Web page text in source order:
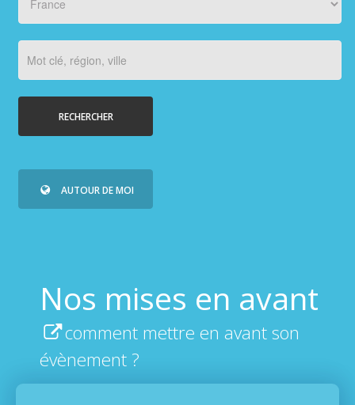
ORGANISATEURS
PLUS...
RECHERCHER
AUTOUR DE MOI
Nos mises en avant
comment mettre en avant son
évènement ?